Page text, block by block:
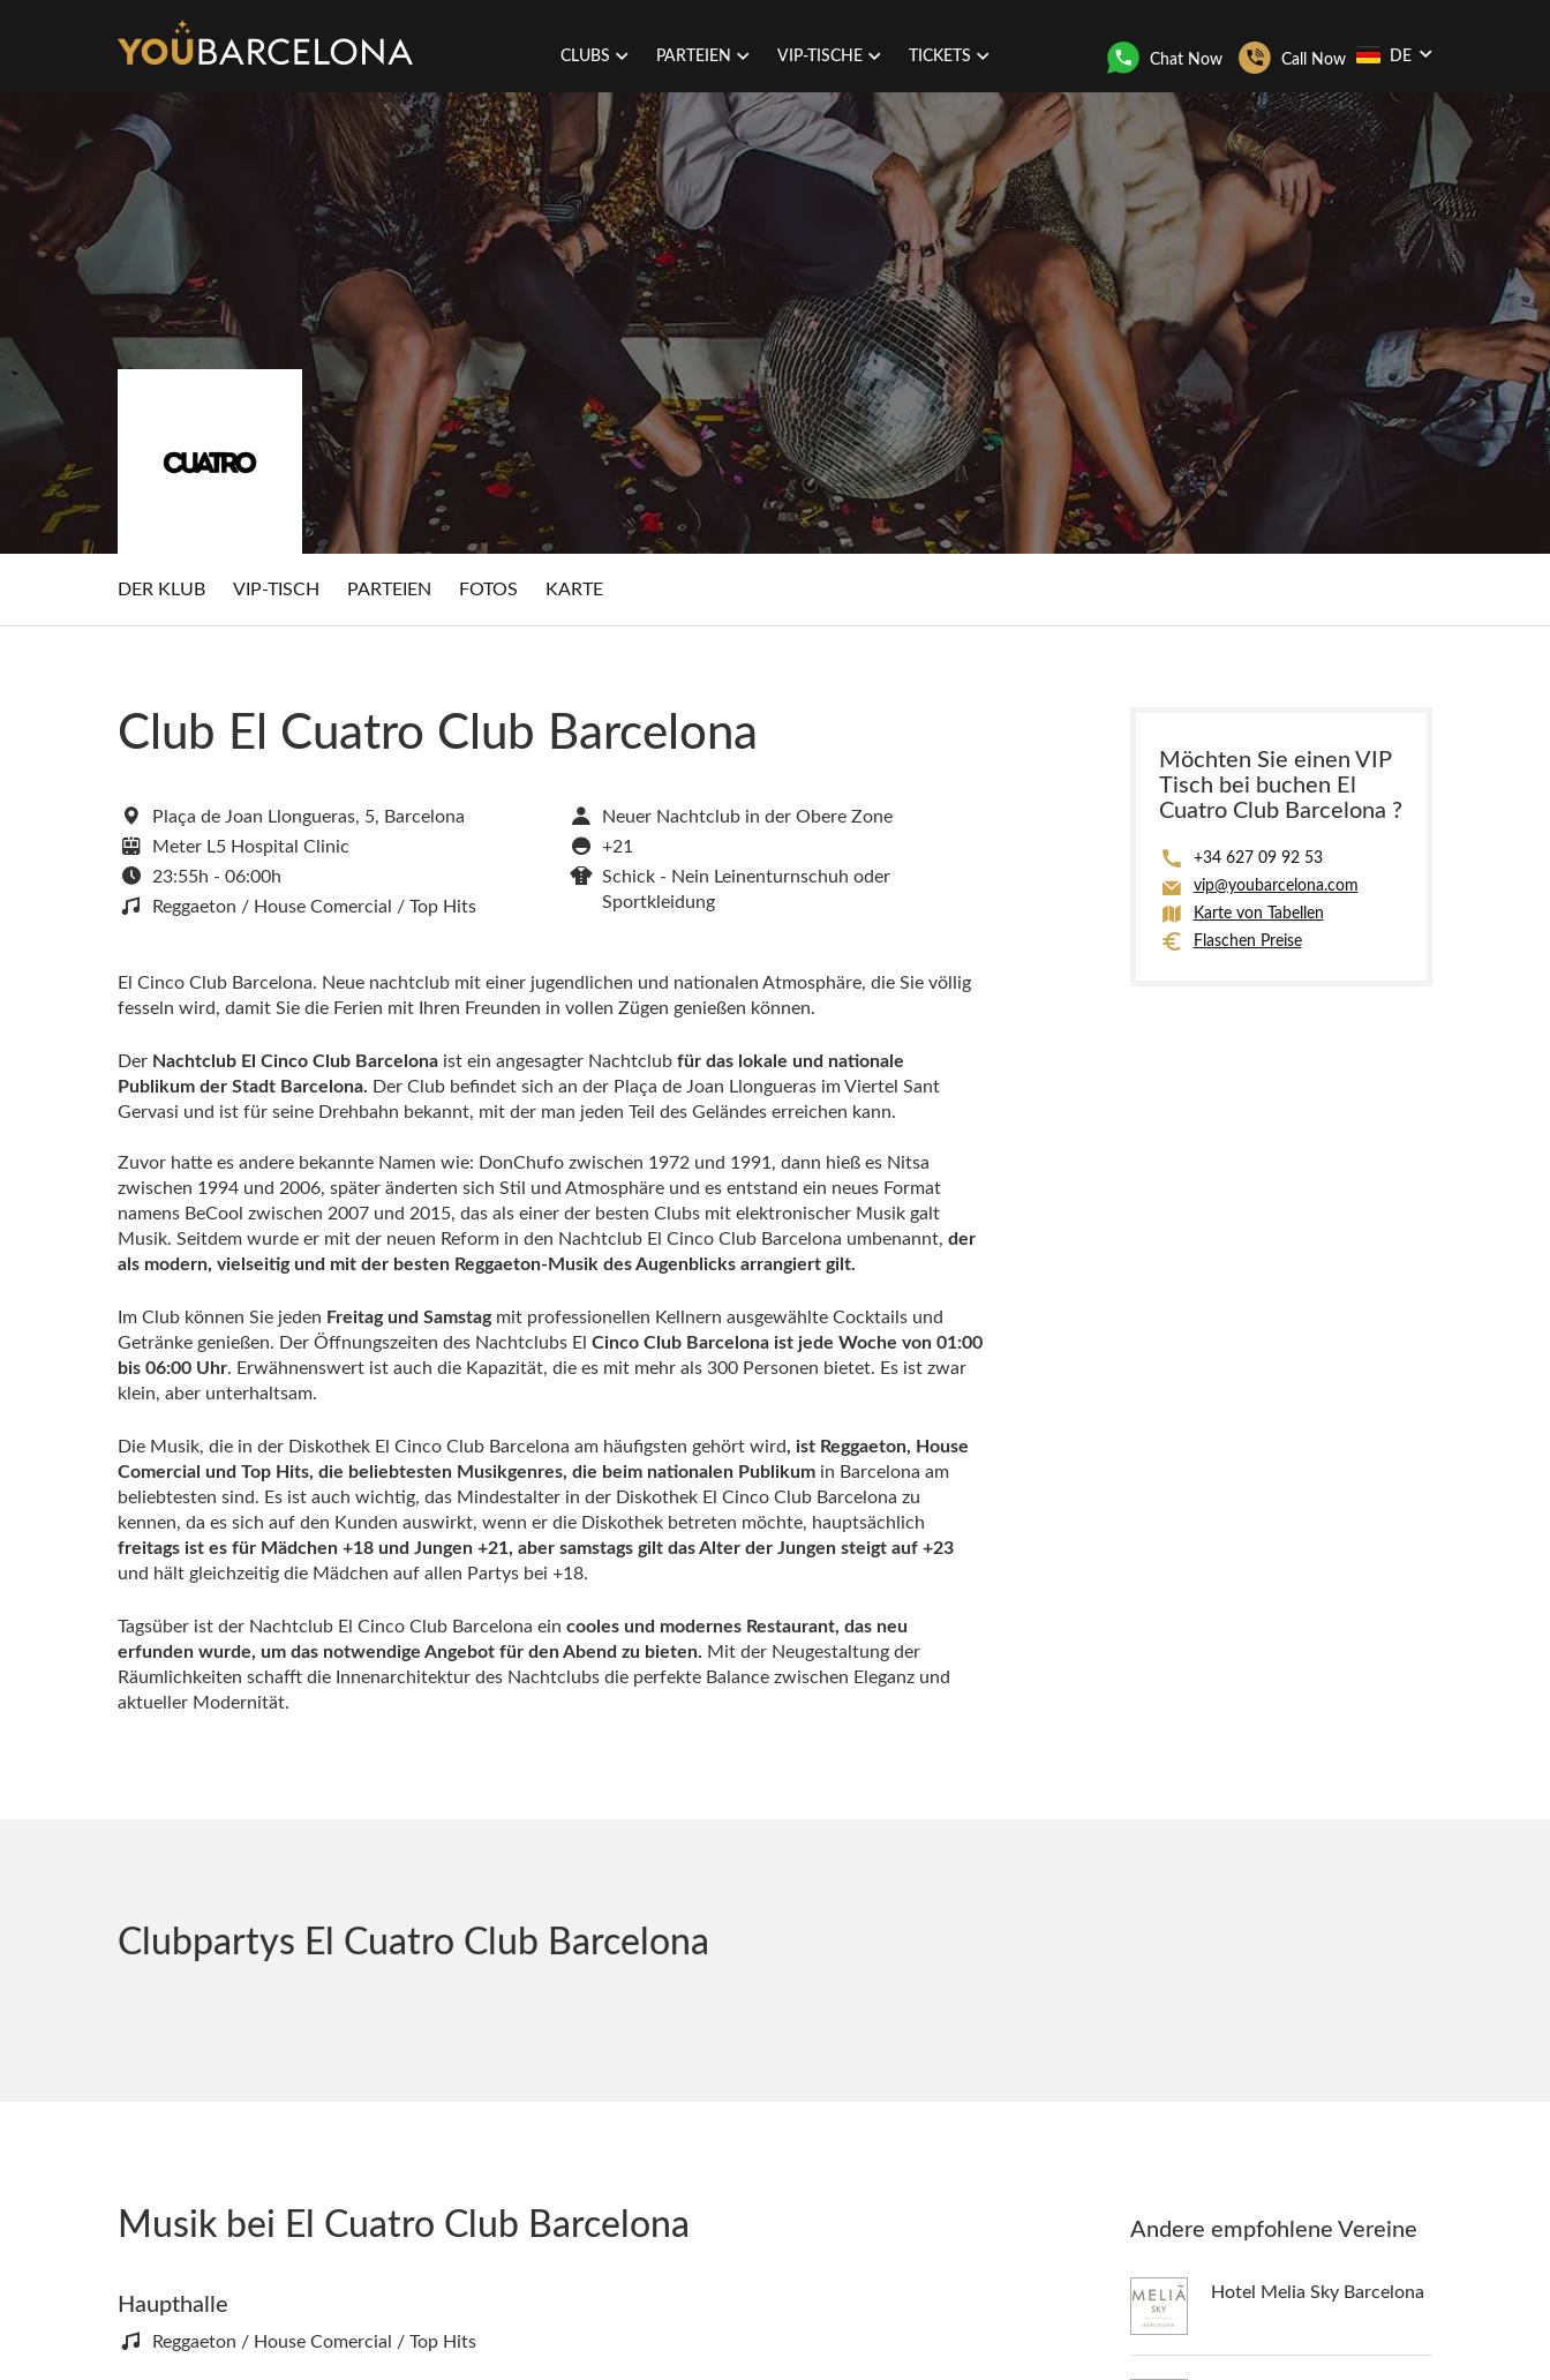
CLUBS PARTEIEN VIP-TISCHE TICKETS Chat Now Call Now DE
DER KLUB VIP-TISCH PARTEIEN FOTOS KARTE
Club El Cuatro Club Barcelona
Plaça de Joan Llongueras, 5, Barcelona
Meter L5 Hospital Clinic
23:55h - 06:00h
Reggaeton / House Comercial / Top Hits
Neuer Nachtclub in der Obere Zone
+21
Schick - Nein Leinenturnschuh oder
Sportkleidung
El Cinco Club Barcelona. Neue nachtclub mit einer jugendlichen und nationalen Atmosphäre, die Sie völlig
fesseln wird, damit Sie die Ferien mit Ihren Freunden in vollen Zügen genießen können.
Der Nachtclub El Cinco Club Barcelona ist ein angesagter Nachtclub für das lokale und nationale
Publikum der Stadt Barcelona. Der Club befindet sich an der Plaça de Joan Llongueras im Viertel Sant
Gervasi und ist für seine Drehbahn bekannt, mit der man jeden Teil des Geländes erreichen kann.
Zuvor hatte es andere bekannte Namen wie: DonChufo zwischen 1972 und 1991, dann hieß es Nitsa
zwischen 1994 und 2006, später änderten sich Stil und Atmosphäre und es entstand ein neues Format
namens BeCool zwischen 2007 und 2015, das als einer der besten Clubs mit elektronischer Musik galt
Musik. Seitdem wurde er mit der neuen Reform in den Nachtclub El Cinco Club Barcelona umbenannt, der
als modern, vielseitig und mit der besten Reggaeton-Musik des Augenblicks arrangiert gilt.
Im Club können Sie jeden Freitag und Samstag mit professionellen Kellnern ausgewählte Cocktails und
Getränke genießen. Der Öffnungszeiten des Nachtclubs El Cinco Club Barcelona ist jede Woche von 01:00
bis 06:00 Uhr. Erwähnenswert ist auch die Kapazität, die es mit mehr als 300 Personen bietet. Es ist zwar
klein, aber unterhaltsam.
Die Musik, die in der Diskothek El Cinco Club Barcelona am häufigsten gehört wird, ist Reggaeton, House
Comercial und Top Hits, die beliebtesten Musikgenres, die beim nationalen Publikum in Barcelona am
beliebtesten sind. Es ist auch wichtig, das Mindestalter in der Diskothek El Cinco Club Barcelona zu
kennen, da es sich auf den Kunden auswirkt, wenn er die Diskothek betreten möchte, hauptsächlich
freitags ist es für Mädchen +18 und Jungen +21, aber samstags gilt das Alter der Jungen steigt auf +23
und hält gleichzeitig die Mädchen auf allen Partys bei +18.
Tagsüber ist der Nachtclub El Cinco Club Barcelona ein cooles und modernes Restaurant, das neu
erfunden wurde, um das notwendige Angebot für den Abend zu bieten. Mit der Neugestaltung der
Räumlichkeiten schafft die Innenarchitektur des Nachtclubs die perfekte Balance zwischen Eleganz und
aktueller Modernität.
Möchten Sie einen VIP
Tisch bei buchen El
Cuatro Club Barcelona ?
+34 627 09 92 53
vip@youbarcelona.com
Karte von Tabellen
Flaschen Preise
Clubpartys El Cuatro Club Barcelona
Musik bei El Cuatro Club Barcelona
Haupthalle
Reggaeton / House Comercial / Top Hits
Andere empfohlene Vereine
Hotel Melia Sky Barcelona